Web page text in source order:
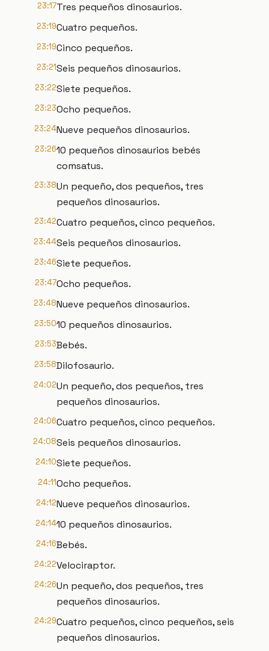
23:17Tres pequeños dinosaurios.
23:19Cuatro pequeños.
23:19Cinco pequeños.
23:21Seis pequeños dinosaurios.
23:22Siete pequeños.
23:23Ocho pequeños.
23:24Nueve pequeños dinosaurios.
23:2610 pequeños dinosaurios bebés
comsatus.
23:38Un pequeño, dos pequeños, tres
pequeños dinosaurios.
23:42Cuatro pequeños, cinco pequeños.
23:44Seis pequeños dinosaurios.
23:46Siete pequeños.
23:47Ocho pequeños.
23:48Nueve pequeños dinosaurios.
23:5010 pequeños dinosaurios.
23:53Bebés.
23:58Dilofosaurio.
24:02Un pequeño, dos pequeños, tres
pequeños dinosaurios.
24:06Cuatro pequeños, cinco pequeños.
24:08Seis pequeños dinosaurios.
24:10Siete pequeños.
24:11Ocho pequeños.
24:12Nueve pequeños dinosaurios.
24:1410 pequeños dinosaurios.
24:16Bebés.
24:22Velociraptor.
24:26Un pequeño, dos pequeños, tres
pequeños dinosaurios.
24:29Cuatro pequeños, cinco pequeños, seis
pequeños dinosaurios.